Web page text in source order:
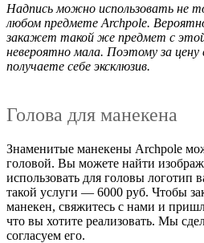
Надпись можно использовать не
любом предмете Archpole.
закажет такой же предмет с
невероятно мала. Поэтому за цену
получаете себе эксклюзив.
Голова для манекена
Знаменитые манекены Archpole
головой. Вы можете найти
использовать для головы
такой услуги — 6000 руб. Чтобы
манекен, свяжитесь с нами и
что вы хотите реализовать. Мы
согласуем его.